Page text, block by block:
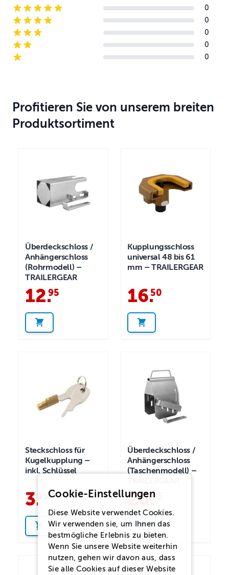
5-star reviews
0
4-star reviews
0
3-star reviews
0
2-star reviews
0
1-star reviews
0
Profitieren Sie von unserem breiten
Produktsortiment
Überdeckschloss /
Anhängerschloss
(Rohrmodell) –
TRAILERGEAR
12.
95
Kupplungsschloss
universal 48 bis 61
mm – TRAILERGEAR
16.
50
Steckschloss für
Kugelkupplung –
inkl. Schlüssel
3.95
Überdeckschloss /
Anhängerschloss
(Taschenmodell) –
20.95
Cookie-Einstellungen
Diese Website verwendet Cookies.
Wir verwenden sie, um Ihnen das
bestmögliche Erlebnis zu bieten.
Wenn Sie unsere Website weiterhin
nutzen, gehen wir davon aus, dass
Sie alle Cookies auf dieser Website